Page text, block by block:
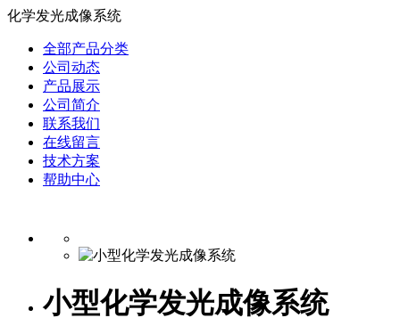
化学发光成像系统
全部产品分类
公司动态
产品展示
公司简介
联系我们
在线留言
技术方案
帮助中心
小型化学发光成像系统